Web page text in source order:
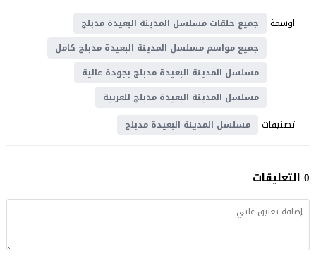
اوسمة
جميع حلقات مسلسل المدينة البعيدة مدبلج
جميع مواسم مسلسل المدينة البعيدة مدبلج كامل
مسلسل المدينة البعيدة مدبلج بجودة عالية
مسلسل المدينة البعيدة مدبلج للعربية
تصنيفات مسلسل المدينة البعيدة مدبلج
0 التعليقات